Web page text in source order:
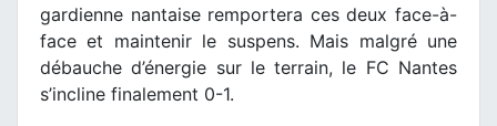
gardienne nantaise remportera ces deux face-à-
face et maintenir le suspens. Mais malgré une
débauche d’énergie sur le terrain, le FC Nantes
s’incline finalement 0-1.